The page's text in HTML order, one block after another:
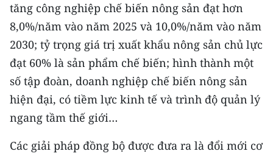
VỀ BÁO NHÂN DÂN
THỜI NAY
NHÂN DÂN CUỐI TUẦN
NHÂN DÂN HẰNG THÁNG
MUA BÁO
tăng công nghiệp chế biến nông sản đạt hơn
8,0%/năm vào năm 2025 và 10,0%/năm vào năm
2030; tỷ trọng giá trị xuất khẩu nông sản chủ lực
đạt 60% là sản phẩm chế biến; hình thành một
số tập đoàn, doanh nghiệp chế biến nông sản
hiện đại, có tiềm lực kinh tế và trình độ quản lý
ngang tầm thế giới…
Các giải pháp đồng bộ được đưa ra là đổi mới cơ